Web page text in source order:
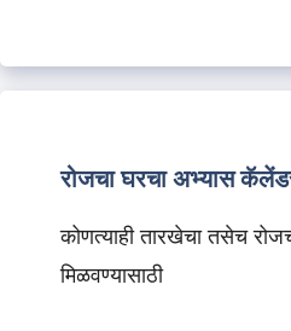
रोजचा घरचा अभ्यास
कोणत्याही तारखेचा तसेच
मिळवण्यासाठी